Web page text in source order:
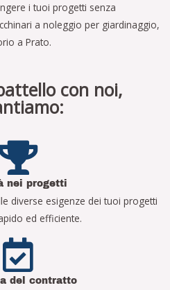
i tuoi progetti senza
a noleggio per giardinaggio,
a Prato.
con noi,
nei progetti
diverse esigenze dei tuoi progetti
ed efficiente.
del contratto